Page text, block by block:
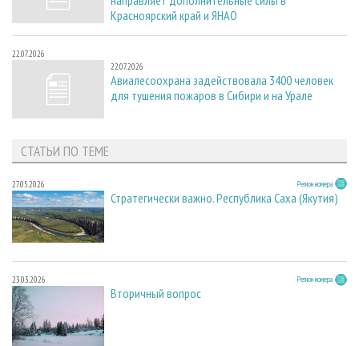
Красноярский край и ЯНАО
22.07.2026
22.07.2026
Авиалесоохрана задействовала 3400 человек
для тушения пожаров в Сибири и на Урале
СТАТЬИ ПО ТЕМЕ
27.05.2026 Регион номера
Стратегически важно. Республика Саха (Якутия)
23.03.2026 Регион номера
Вторичный вопрос